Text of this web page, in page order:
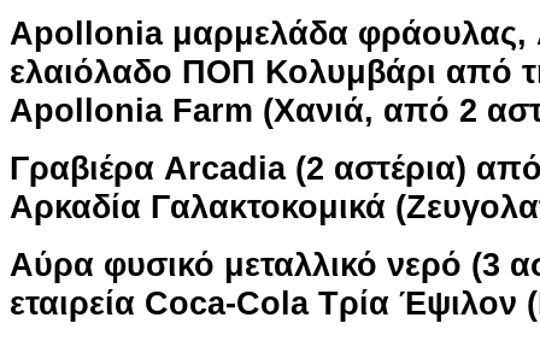
Apollonia μαρμελάδα
ελαιόλαδο ΠΟΠ Κολυμβάρι από
Apollonia Farm (Χανιά, από 2
Γραβιέρα Arcadia (2 αστέρια) από
Αρκαδία Γαλακτοκομικά
Αύρα φυσικό μεταλλικό νερό (3
εταιρεία Coca-Cola Τρία Έψιλον